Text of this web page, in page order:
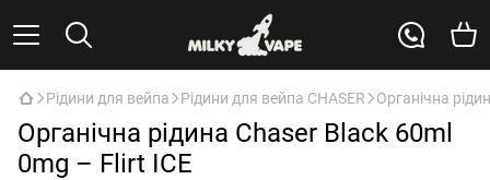
Рідини для вейпа Рідини для вейпа CHASER Органічна
Органічна рідина Chaser Black 60ml
0mg – Flirt ICE